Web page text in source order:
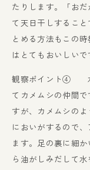
たりします。「お
て天日干しするこ
とめる方法もこの
はとてもおいしいで
観察ポイント④ 水
てカメムシの仲間
すが、カメムシの
においがするので
ます。足の裏に細
ら油がしみだして